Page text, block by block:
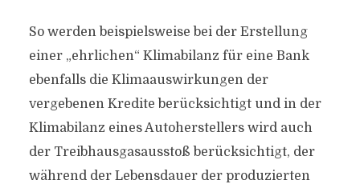
So werden beispielsweise bei der Erstellung
einer „ehrlichen“ Klimabilanz für eine Bank
ebenfalls die Klimaauswirkungen der
vergebenen Kredite berücksichtigt und in der
Klimabilanz eines Autoherstellers wird auch
der Treibhausgasausstoß berücksichtigt, der
während der Lebensdauer der produzierten